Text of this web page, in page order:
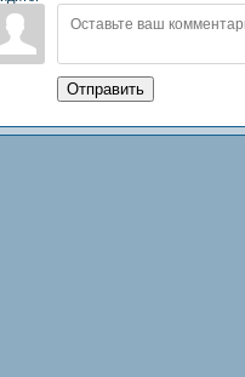
Отправить